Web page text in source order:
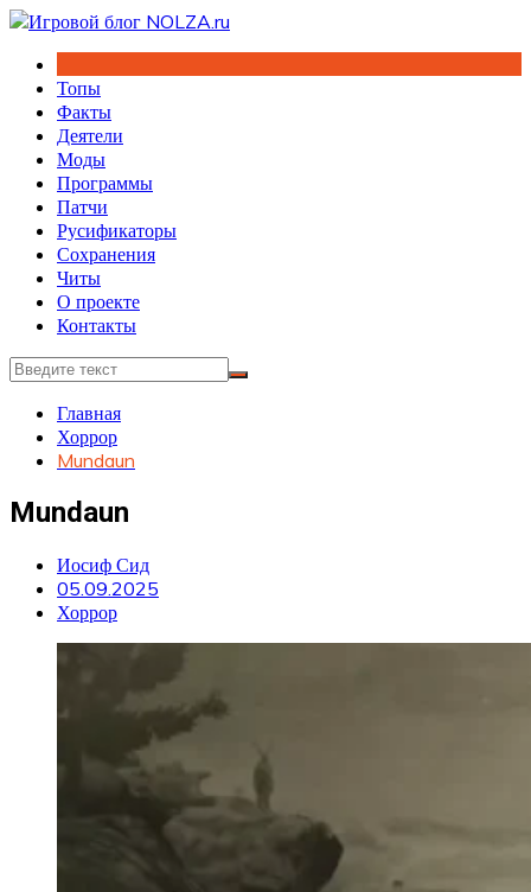
Перейти
содержимому
Топы
Факты
Деятели
Моды
Программы
Патчи
Русификаторы
Сохранения
Читы
О проекте
Контакты
Главная
Хоррор
Mundaun
Mundaun
Иосиф Сид
05.09.2025
Хоррор